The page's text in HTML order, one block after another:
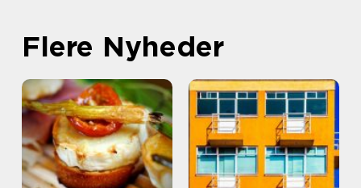
Flere Nyheder